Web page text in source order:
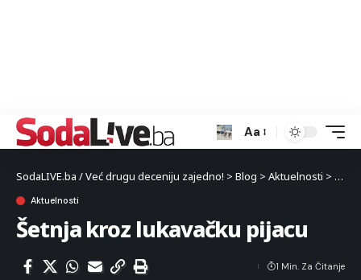
Aa
SodaLIVE.ba / Već drugu deceniju zajedno! > Blog > Aktuelnosti >
Aktuelnosti
Šetnja kroz lukavačku pijacu
1 Min. Za Čitanje